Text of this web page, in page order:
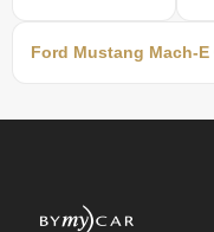
Ford Mustang Mach-